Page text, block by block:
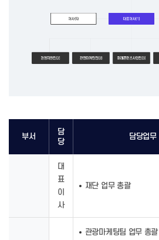
부서
담
당
담당업무
대
표
이
사
재단 업무 총괄
관광마케팅팀 업무 총괄